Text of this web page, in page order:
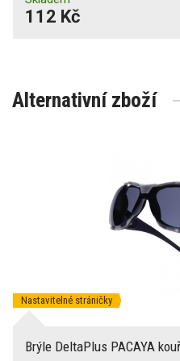
112 Kč
Alternativní zboží
Nastavitelné stráničky
Brýle DeltaPlus PACAYA